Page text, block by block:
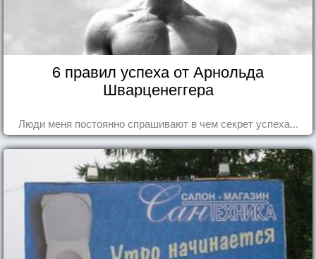
6 правил успеха от Арнольда
Шварценеггера
Люди меня постоянно спрашивают в чем секрет успеха...